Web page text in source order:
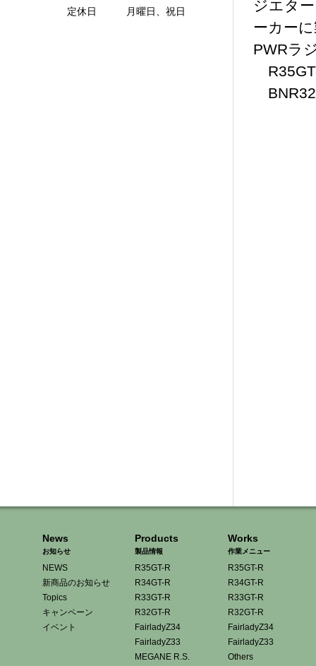
ジエタ
ーカー
PWRラ
定休日 月曜日、祝日
News
お知らせ
NEWS
新商品のお知らせ
Topics
キャンペーン
イベント
Products
製品情報
R35GT-R
R34GT-R
R33GT-R
R32GT-R
FairladyZ34
FairladyZ33
MEGANE R.S.
Works
作業メニュー
R35GT-R
R34GT-R
R33GT-R
R32GT-R
FairladyZ34
FairladyZ33
Others